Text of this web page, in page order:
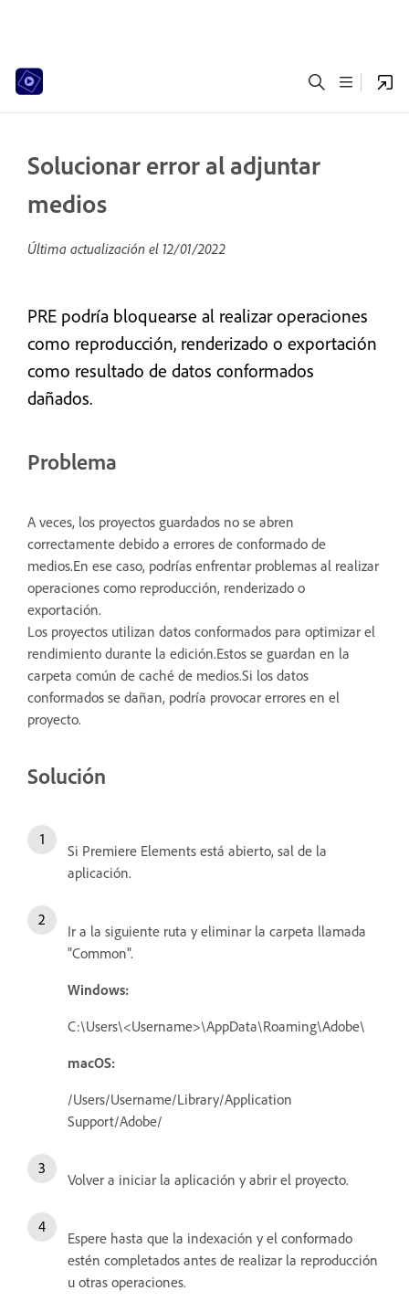
Solucionar error al adjuntar
medios
Última actualización el 12/01/2022
PRE podría bloquearse al realizar operaciones
como reproducción, renderizado o exportación
como resultado de datos conformados
dañados.
Problema
A veces, los proyectos guardados no se abren
correctamente debido a errores de conformado de
medios.En ese caso, podrías enfrentar problemas al realizar
operaciones como reproducción, renderizado o
exportación.
Los proyectos utilizan datos conformados para optimizar el
rendimiento durante la edición.Estos se guardan en la
carpeta común de caché de medios.Si los datos
conformados se dañan, podría provocar errores en el
proyecto.
Solución
Si Premiere Elements está abierto, sal de la
aplicación.
Ir a la siguiente ruta y eliminar la carpeta llamada
"Common".
Windows:
C:\Users\<Username>\AppData\Roaming\Adobe\
macOS:
/Users/Username/Library/Application
Support/Adobe/
Volver a iniciar la aplicación y abrir el proyecto.
Espere hasta que la indexación y el conformado
estén completados antes de realizar la reproducción
u otras operaciones.